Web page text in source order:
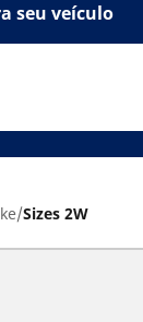
seu veículo
Sizes 2W